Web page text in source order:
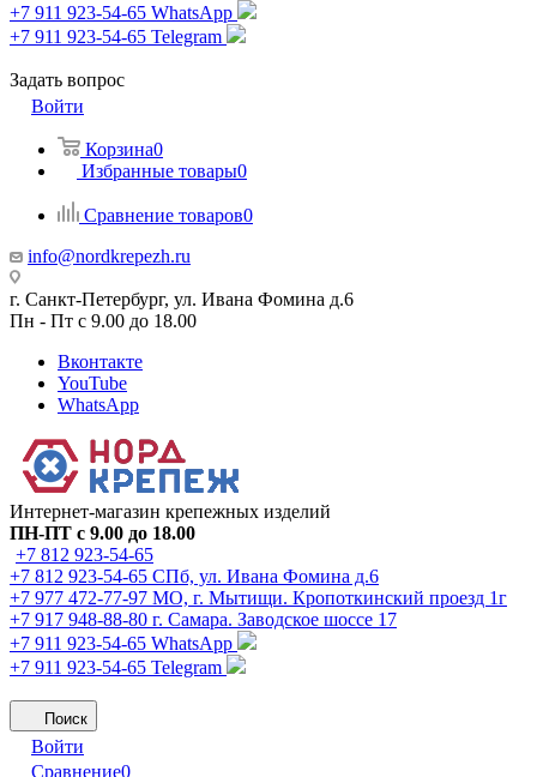
+7 911 923-54-65 WhatsApp
+7 911 923-54-65 Telegram
Задать вопрос
Войти
Корзина0
Избранные товары0
Сравнение товаров0
info@nordkrepezh.ru
г. Санкт-Петербург, ул. Ивана Фомина д.6
Пн - Пт с 9.00 до 18.00
Вконтакте
YouTube
WhatsApp
Интернет-магазин крепежных изделий
ПН-ПТ с 9.00 до 18.00
+7 812 923-54-65
+7 812 923-54-65 СПб, ул. Ивана Фомина д.6
+7 977 472-77-97 МО, г. Мытищи. Кропоткинский проезд 1г
+7 917 948-88-80 г. Самара. Заводское шоссе 17
+7 911 923-54-65 WhatsApp
+7 911 923-54-65 Telegram
Поиск
Войти
Сравнение0